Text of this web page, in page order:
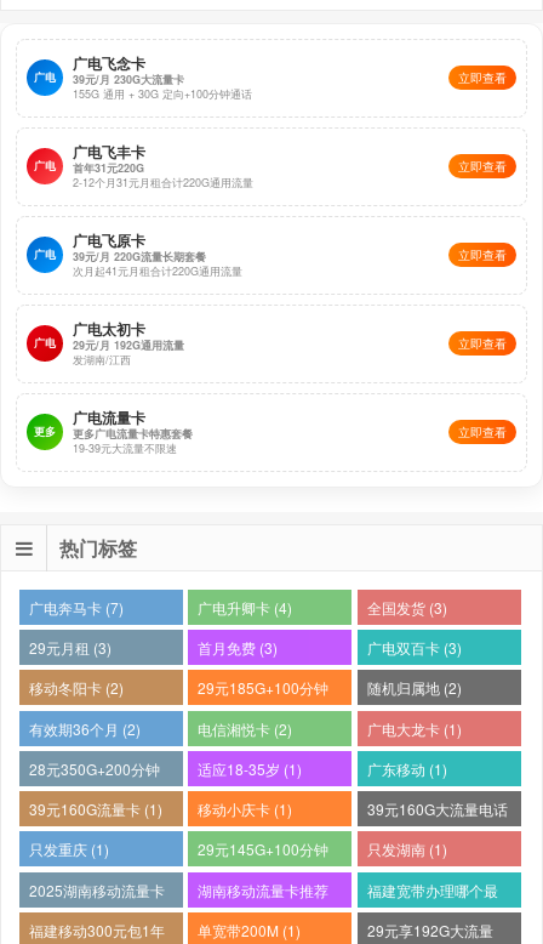
广电
广电飞念卡
39元/月 230G大流量卡
155G 通用 + 30G 定向+100分钟通话
立即查看
广电
广电飞丰卡
首年31元220G
2-12个月31元月租合计220G通用流量
立即查看
广电
广电飞原卡
39元/月 220G流量长期套餐
次月起41元月租合计220G通用流量
立即查看
广电
广电太初卡
29元/月 192G通用流量
发湖南/江西
立即查看
更多
广电流量卡
更多广电流量卡特惠套餐
19-39元大流量不限速
立即查看
热门标签
广电奔马卡 (7) 广电升卿卡 (4)
全国发货 (3)
29元月租 (3)
首月免费 (3)
广电双百卡 (3)
移动冬阳卡 (2)
29元185G+100分钟
(2)
随机归属地 (2)
有效期36个月 (2)
电信湘悦卡 (2)
广电大龙卡 (1)
28元350G+200分钟
(1)
适应18-35岁 (1)
广东移动 (1)
39元160G流量卡 (1)
移动小庆卡 (1)
39元160G大流量电话
卡 (1)
只发重庆 (1)
29元145G+100分钟
(1)
只发湖南 (1)
2025湖南移动流量卡
哪个好 (1)
湖南移动流量卡推荐
(1)
福建宽带办理哪个最
便宜 (1)
福建移动300元包1年 单宽带200M (1) 29元享192G大流量